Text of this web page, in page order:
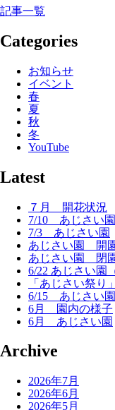
記事一覧
Categories
お知らせ
イベント
春
夏
秋
冬
YouTube
Latest
７月 開花状況
7/10 あじさい園
7/3 あじさい園
あじさい園 開
あじさい園 閉
6/22 あじさい園
「あじさい祭り
6/15 あじさい園
6月 園内の様子
6月 あじさい園
Archive
2026年7月
2026年6月
2026年5月